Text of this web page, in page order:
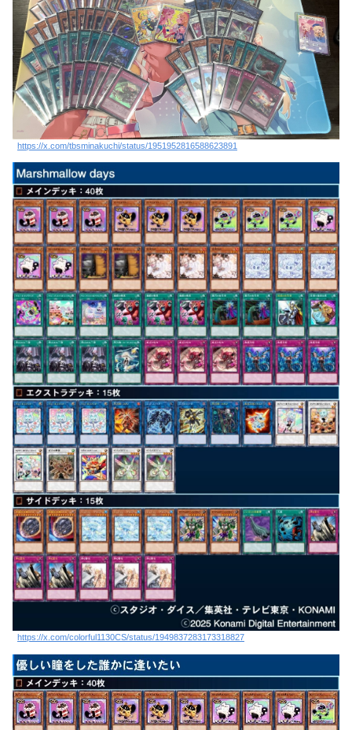
https://x.com/tbsminakuchi/status/1951952816588623891
https://x.com/colorful1130CS/status/1949837283173318827